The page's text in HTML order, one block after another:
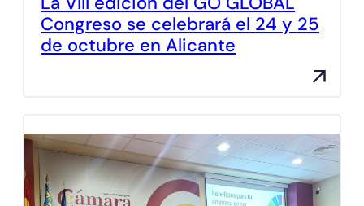
Congreso se celebrará el 24 y 25
de octubre en Alicante